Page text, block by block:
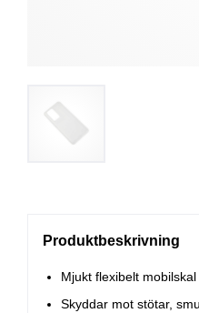
Produktbeskrivning
Mjukt flexibelt mobilskal
Skyddar mot stötar,